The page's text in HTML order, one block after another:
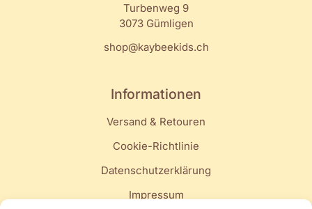
Turbenweg 9
3073 Gümligen
shop@kaybeekids.ch
Informationen
Versand & Retouren
Cookie-Richtlinie
Datenschutzerklärung
Impressum